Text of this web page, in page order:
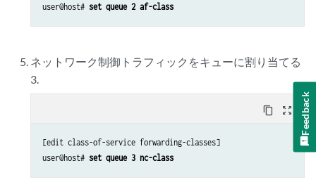
user@host# set queue 2 af-class
ネットワーク制御トラフィックをキューに割り当てる
3.
content_copy zoom_out_map
[edit class-of-service forwarding-classes]
user@host# set queue 3 nc-class
Feedback